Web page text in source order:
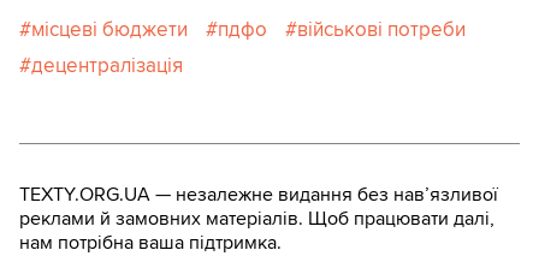
місцеві бюджети пдфо
військові потреби
децентралізація
TEXTY.ORG.UA — незалежне видання без навʼязливої
реклами й замовних матеріалів. Щоб працювати далі,
нам потрібна ваша підтримка.